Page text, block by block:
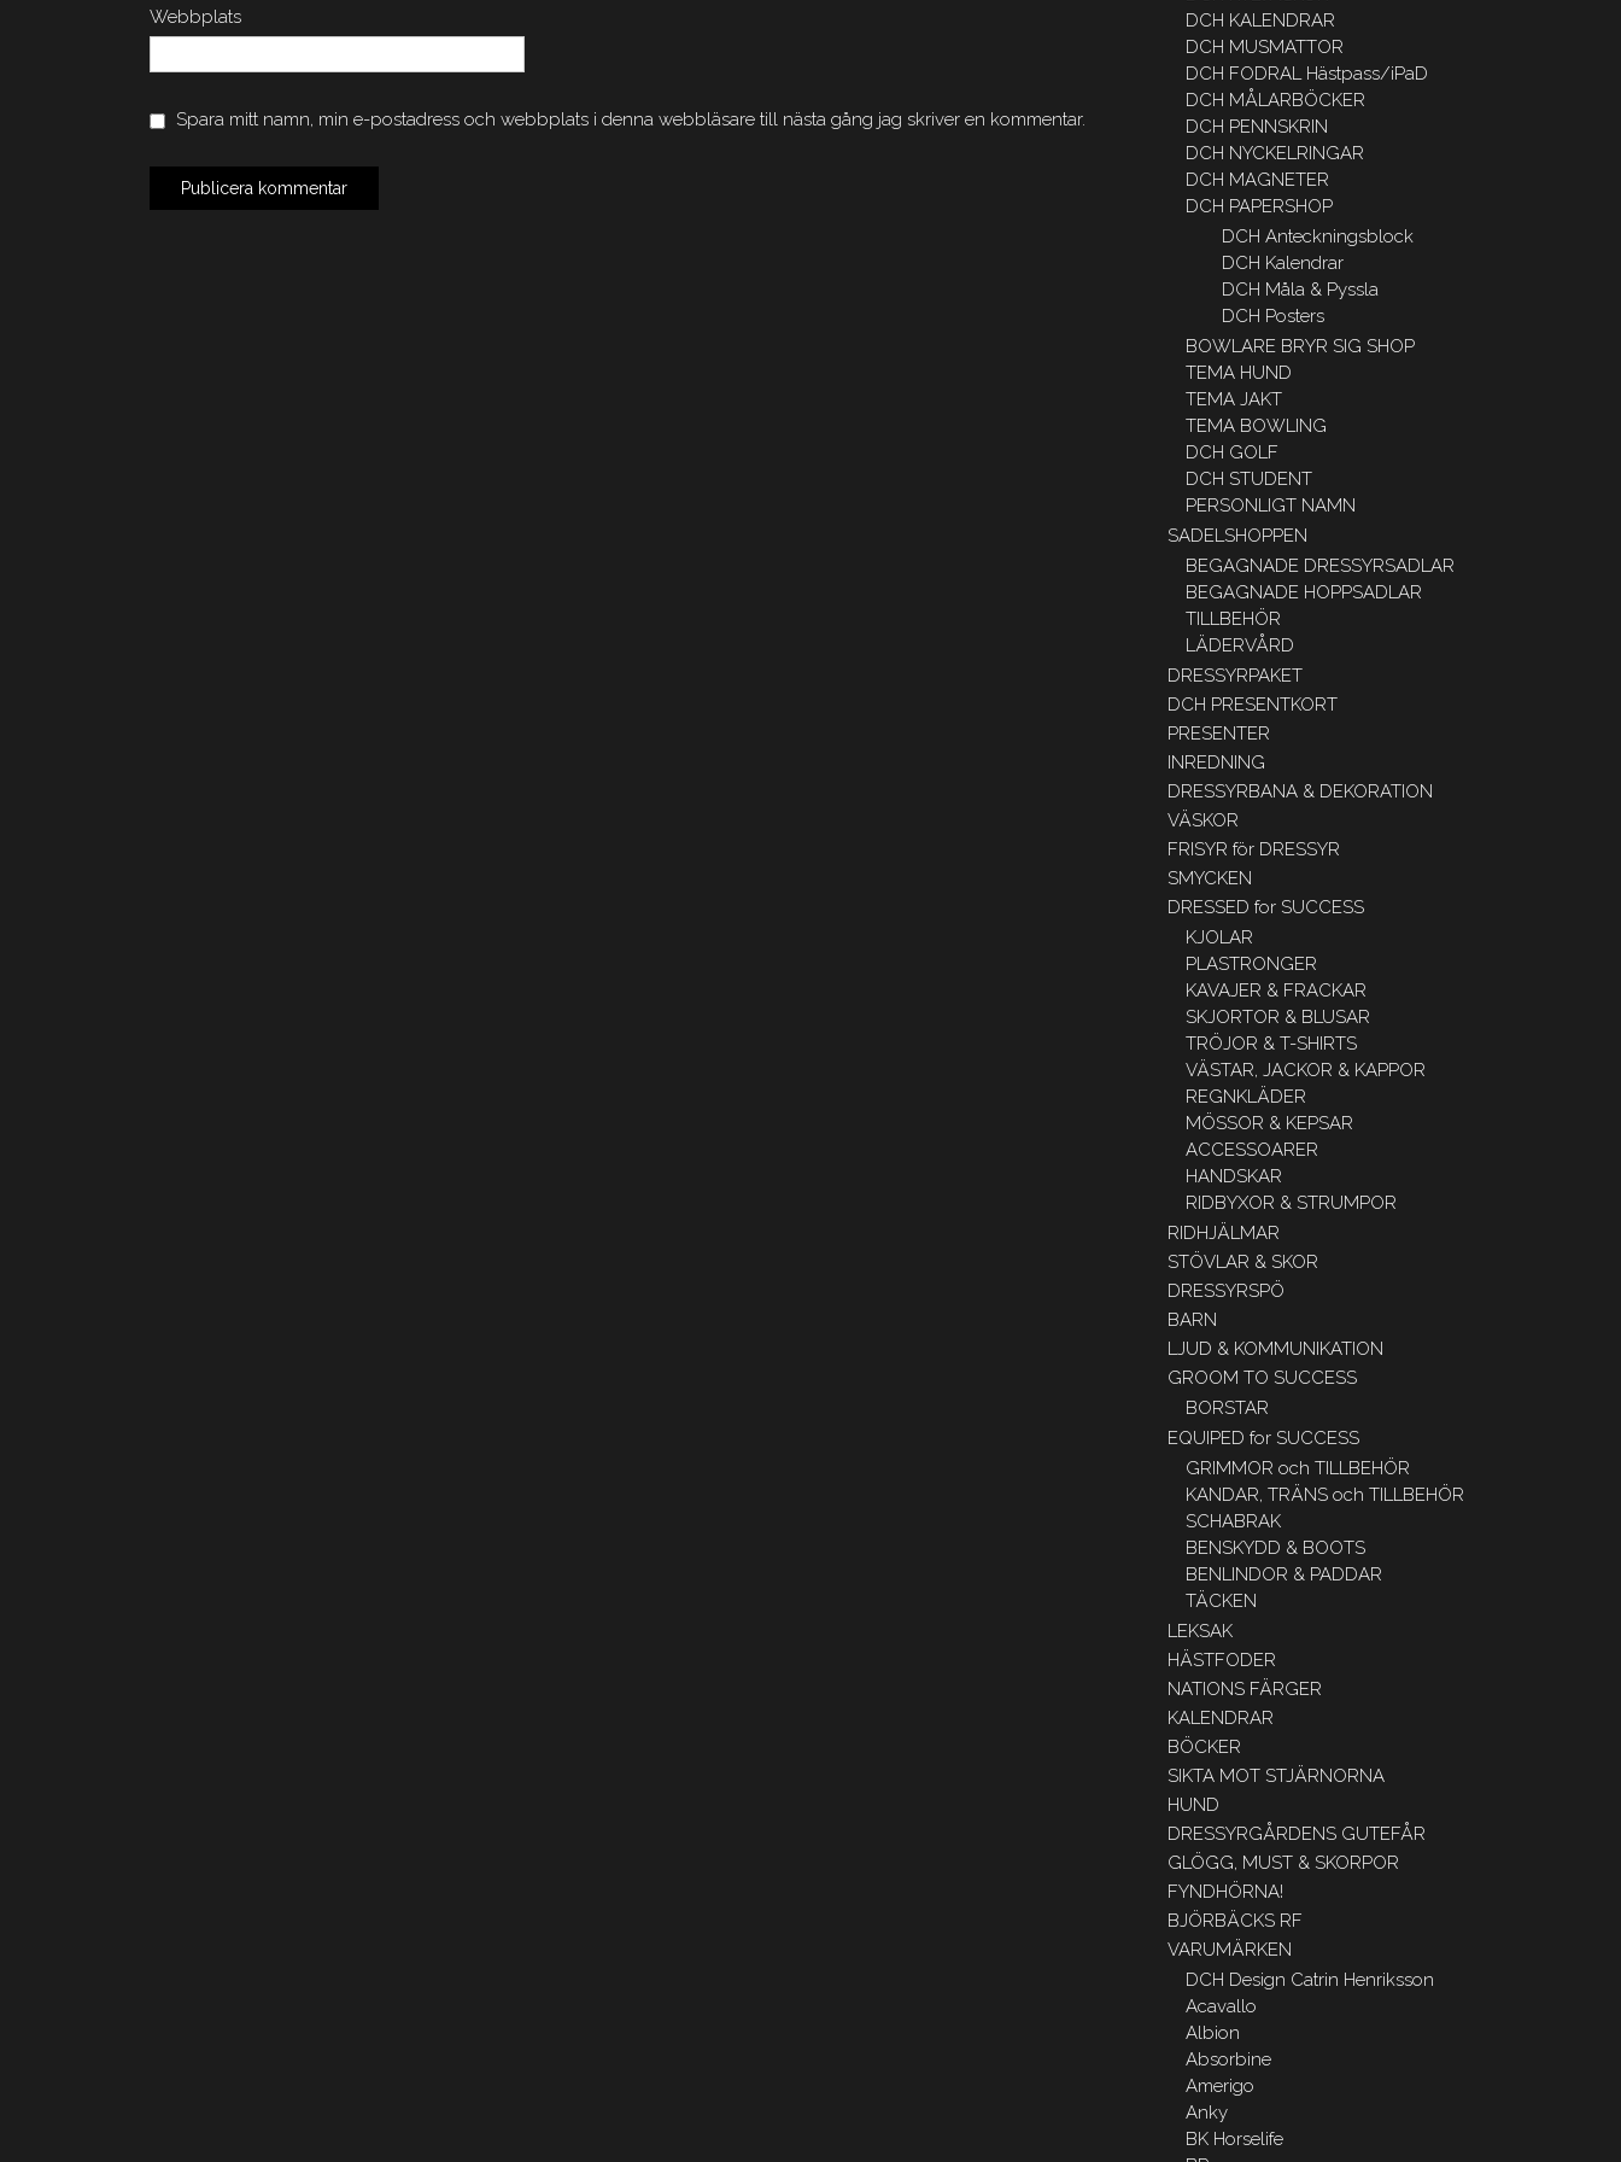
Webbplats
Spara mitt namn, min e-postadress och webbplats i denna webbläsare till nästa gång jag skriver en kommentar.
DCH KALENDRAR
DCH MUSMATTOR
DCH FODRAL Hästpass/iPaD
DCH MÅLARBÖCKER
DCH PENNSKRIN
DCH NYCKELRINGAR
DCH MAGNETER
DCH PAPERSHOP
DCH Anteckningsblock
DCH Kalendrar
DCH Måla & Pyssla
DCH Posters
BOWLARE BRYR SIG SHOP
TEMA HUND
TEMA JAKT
TEMA BOWLING
DCH GOLF
DCH STUDENT
PERSONLIGT NAMN
SADELSHOPPEN
BEGAGNADE DRESSYRSADLAR
BEGAGNADE HOPPSADLAR
TILLBEHÖR
LÄDERVÅRD
DRESSYRPAKET
DCH PRESENTKORT
PRESENTER
INREDNING
DRESSYRBANA & DEKORATION
VÄSKOR
FRISYR för DRESSYR
SMYCKEN
DRESSED for SUCCESS
KJOLAR
PLASTRONGER
KAVAJER & FRACKAR
SKJORTOR & BLUSAR
TRÖJOR & T-SHIRTS
VÄSTAR, JACKOR & KAPPOR
REGNKLÄDER
MÖSSOR & KEPSAR
ACCESSOARER
HANDSKAR
RIDBYXOR & STRUMPOR
RIDHJÄLMAR
STÖVLAR & SKOR
DRESSYRSPÖ
BARN
LJUD & KOMMUNIKATION
GROOM TO SUCCESS
BORSTAR
EQUIPED for SUCCESS
GRIMMOR och TILLBEHÖR
KANDAR, TRÄNS och TILLBEHÖR
SCHABRAK
BENSKYDD & BOOTS
BENLINDOR & PADDAR
TÄCKEN
LEKSAK
HÄSTFODER
NATIONS FÄRGER
KALENDRAR
BÖCKER
SIKTA MOT STJÄRNORNA
HUND
DRESSYRGÅRDENS GUTEFÅR
GLÖGG, MUST & SKORPOR
FYNDHÖRNA!
BJÖRBÄCKS RF
VARUMÄRKEN
DCH Design Catrin Henriksson
Acavallo
Albion
Absorbine
Amerigo
Anky
BK Horselife